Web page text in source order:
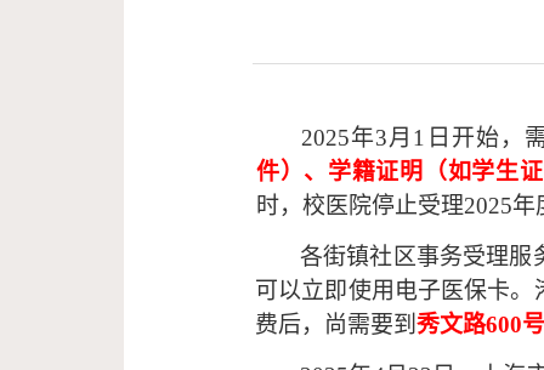
2025年3月1日开始，
件）、学籍证明（如学生
时，校医院停止受理2025
各街镇社区事务受理服
可以立即使用电子医保卡
费后，尚需要到 秀文路600